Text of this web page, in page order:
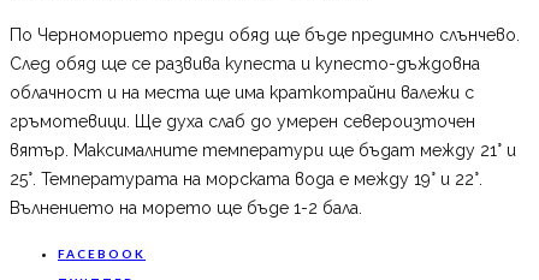
По Черноморието преди обяд ще бъде предимно слънчево.
След обяд ще се развива купеста и купесто-дъждовна
облачност и на места ще има краткотрайни валежи с
гръмотевици. Ще духа слаб до умерен североизточен
вятър. Максималните температури ще бъдат между 21° и
25°. Температурата на морската вода е между 19° и 22°.
Вълнението на морето ще бъде 1-2 бала.
FACEBOOK